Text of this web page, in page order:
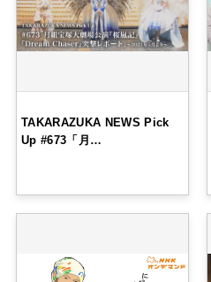
TAKARAZUKA NEWS Pick
Up #673「月…